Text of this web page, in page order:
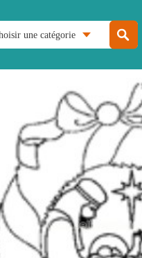
une catégorie